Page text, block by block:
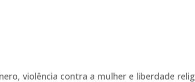
violência contra a mulher e liberdade